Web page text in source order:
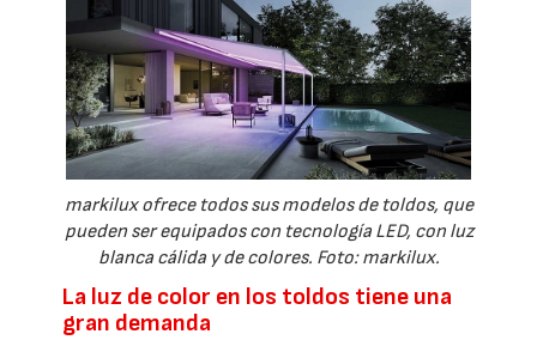
markilux ofrece todos sus modelos de toldos, que
pueden ser equipados con tecnología LED, con luz
blanca cálida y de colores. Foto: markilux.
La luz de color en los toldos tiene una
gran demanda